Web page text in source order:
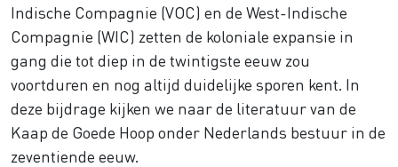
Indische Compagnie (VOC) en de West-Indische
Compagnie (WIC) zetten de koloniale expansie in
gang die tot diep in de twintigste eeuw zou
voortduren en nog altijd duidelijke sporen kent. In
deze bijdrage kijken we naar de literatuur van de
Kaap de Goede Hoop onder Nederlands bestuur in de
zeventiende eeuw.